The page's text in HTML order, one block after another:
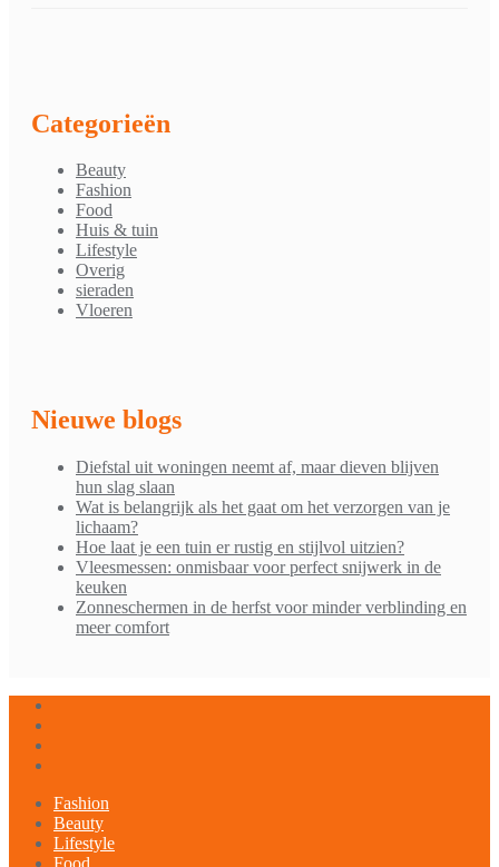
Categorieën
Beauty
Fashion
Food
Huis & tuin
Lifestyle
Overig
sieraden
Vloeren
Nieuwe blogs
Diefstal uit woningen neemt af, maar dieven blijven
hun slag slaan
Wat is belangrijk als het gaat om het verzorgen van je
lichaam?
Hoe laat je een tuin er rustig en stijlvol uitzien?
Vleesmessen: onmisbaar voor perfect snijwerk in de
keuken
Zonneschermen in de herfst voor minder verblinding en
meer comfort
Fashion
Beauty
Lifestyle